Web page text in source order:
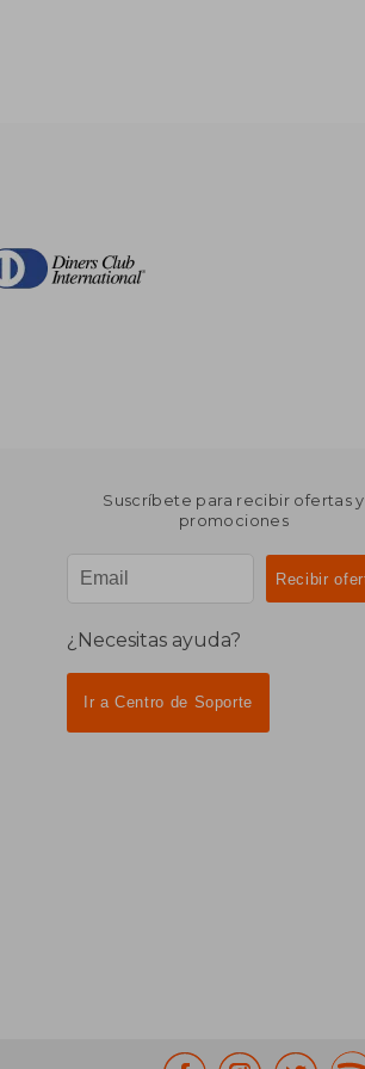
Suscríbete para recibir ofertas y
promociones
¿Necesitas ayuda?
Ir a Centro de Soporte